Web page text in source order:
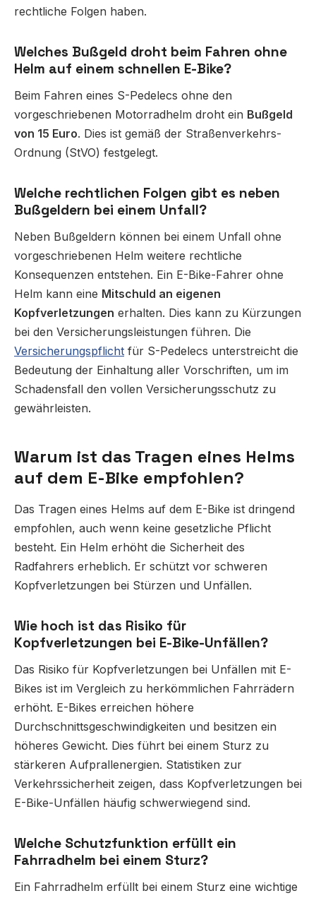
rechtliche Folgen haben.
Welches Bußgeld droht beim Fahren ohne
Helm auf einem schnellen E-Bike?
Beim Fahren eines S-Pedelecs ohne den
vorgeschriebenen Motorradhelm droht ein Bußgeld
von 15 Euro. Dies ist gemäß der Straßenverkehrs-
Ordnung (StVO) festgelegt.
Welche rechtlichen Folgen gibt es neben
Bußgeldern bei einem Unfall?
Neben Bußgeldern können bei einem Unfall ohne
vorgeschriebenen Helm weitere rechtliche
Konsequenzen entstehen. Ein E-Bike-Fahrer ohne
Helm kann eine Mitschuld an eigenen
Kopfverletzungen erhalten. Dies kann zu Kürzungen
bei den Versicherungsleistungen führen. Die
Versicherungspflicht für S-Pedelecs unterstreicht die
Bedeutung der Einhaltung aller Vorschriften, um im
Schadensfall den vollen Versicherungsschutz zu
gewährleisten.
Warum ist das Tragen eines Helms
auf dem E-Bike empfohlen?
Das Tragen eines Helms auf dem E-Bike ist dringend
empfohlen, auch wenn keine gesetzliche Pflicht
besteht. Ein Helm erhöht die Sicherheit des
Radfahrers erheblich. Er schützt vor schweren
Kopfverletzungen bei Stürzen und Unfällen.
Wie hoch ist das Risiko für
Kopfverletzungen bei E-Bike-Unfällen?
Das Risiko für Kopfverletzungen bei Unfällen mit E-
Bikes ist im Vergleich zu herkömmlichen Fahrrädern
erhöht. E-Bikes erreichen höhere
Durchschnittsgeschwindigkeiten und besitzen ein
höheres Gewicht. Dies führt bei einem Sturz zu
stärkeren Aufprallenergien. Statistiken zur
Verkehrssicherheit zeigen, dass Kopfverletzungen bei
E-Bike-Unfällen häufig schwerwiegend sind.
Welche Schutzfunktion erfüllt ein
Fahrradhelm bei einem Sturz?
Ein Fahrradhelm erfüllt bei einem Sturz eine wichtige